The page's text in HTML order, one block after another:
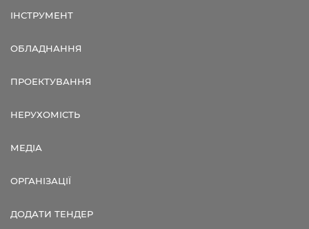
ІНСТРУМЕНТ
ОБЛАДНАННЯ
ПРОЕКТУВАННЯ
НЕРУХОМІСТЬ
МЕДІА
ОРГАНІЗАЦІЇ
ДОДАТИ ТЕНДЕР